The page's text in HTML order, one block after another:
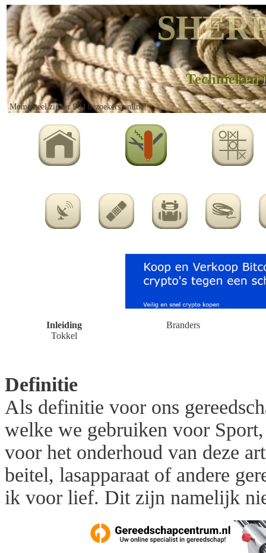
Technieken
Momenteel zijn er 904 bezoekers online!
Inleiding
Branders
Tokkel
Definitie
Als definitie voor ons
welke we gebruiken voor
voor het onderhoud van deze
beitel, lasapparaat of andere
ik voor lief. Dit zijn namelijk